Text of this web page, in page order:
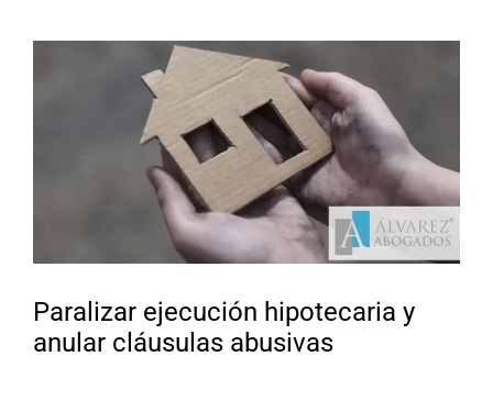
Paralizar ejecución hipotecaria y
anular cláusulas abusivas